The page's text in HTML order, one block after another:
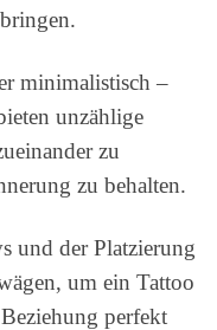
minimalistisch –
unzählige
zu
zu behalten.
und der Platzierung
um ein Tattoo
perfekt